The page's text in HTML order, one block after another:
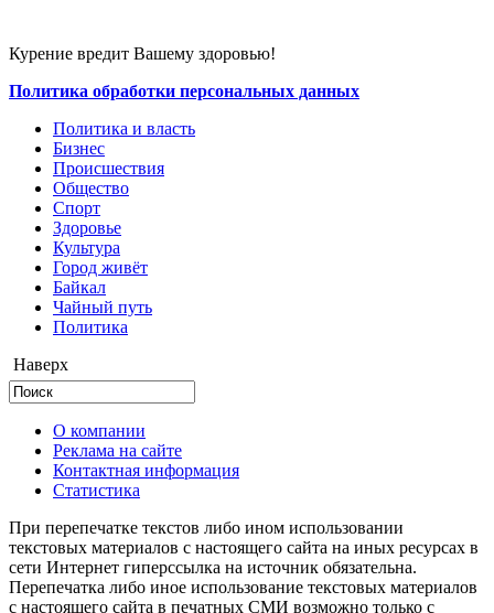
Курение вредит Вашему здоровью!
Политика обработки персональных данных
Политика и власть
Бизнес
Происшествия
Общество
Cпорт
Здоровье
Культура
Город живёт
Байкал
Чайный путь
Политика
Наверх
О компании
Реклама на сайте
Контактная информация
Статистика
При перепечатке текстов либо ином использовании
текстовых материалов с настоящего сайта на иных ресурсах в
сети Интернет гиперссылка на источник обязательна.
Перепечатка либо иное использование текстовых материалов
с настоящего сайта в печатных СМИ возможно только с